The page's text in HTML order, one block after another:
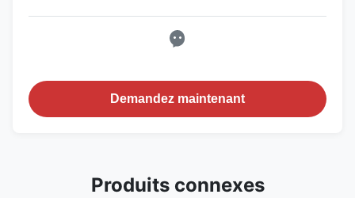
Demandez maintenant
Produits connexes